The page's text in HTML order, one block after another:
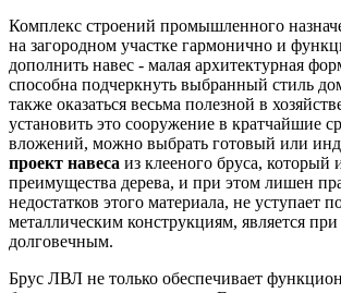
Комплекс строений промышленного
на загородном участке гармонично и
дополнить навес - малая архитектурная
способна подчеркнуть выбранный стиль
также оказаться весьма полезной в
установить это сооружение в кратчайшие
вложений, можно выбрать готовый или
проект навеса из клееного бруса, который
преимущества дерева, и при этом лишен
недостатков этого материала, не уступает
металлическим конструкциям, является
долговечным.
Брус ЛВЛ не только обеспечивает